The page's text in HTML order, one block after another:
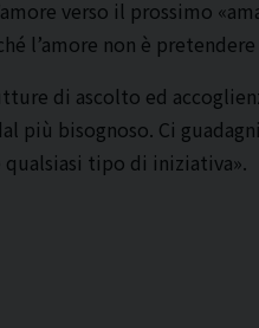
verso il prossimo
l’amore non è pretendere
di ascolto ed
più bisognoso. Ci
tipo di iniziativa».